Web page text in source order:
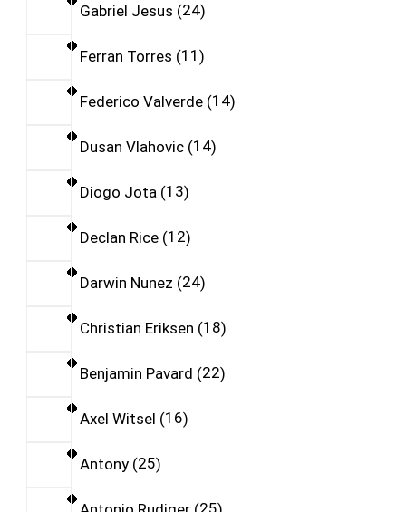
Gabriel Jesus 24
Ferran Torres 11
Federico Valverde 14
Dusan Vlahovic 14
Diogo Jota 13
Declan Rice 12
Darwin Nunez 24
Christian Eriksen 18
Benjamin Pavard 22
Axel Witsel 16
Antony 25